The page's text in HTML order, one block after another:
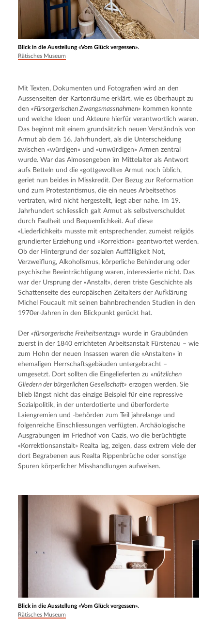
Blick in die Ausstellung «Vom Glück vergessen».
Rätisches Museum
Mit Texten, Dokumenten und Fotografien wird an den
Aussenseiten der Kartonräume erklärt, wie es überhaupt zu
den «Fürsorgerischen Zwangsmassnahmen» kommen konnte
und welche Ideen und Akteure hierfür verantwortlich waren.
Das beginnt mit einem grundsätzlich neuen Verständnis von
Armut ab dem 16. Jahrhundert, als die Unterscheidung
zwischen «würdigen» und «unwürdigen» Armen zentral
wurde. War das Almosengeben im Mittelalter als Antwort
aufs Betteln und die «gottgewollte» Armut noch üblich,
geriet nun beides in Misskredit. Der Bezug zur Reformation
und zum Protestantismus, die ein neues Arbeitsethos
vertraten, wird nicht hergestellt, liegt aber nahe. Im 19.
Jahrhundert schliesslich galt Armut als selbstverschuldet
durch Faulheit und Bequemlichkeit. Auf diese
«Liederlichkeit» musste mit entsprechender, zumeist religiös
grundierter Erziehung und «Korrektion» geantwortet werden.
Ob der Hintergrund der sozialen Auffälligkeit Not,
Verzweiflung, Alkoholismus, körperliche Behinderung oder
psychische Beeinträchtigung waren, interessierte nicht. Das
war der Ursprung der «Anstalt», deren triste Geschichte als
Schattenseite des europäischen Zeitalters der Aufklärung
Michel Foucault mit seinen bahnbrechenden Studien in den
1970er-Jahren in den Blickpunkt gerückt hat.
Der «fürsorgerische Freiheitsentzug» wurde in Graubünden
zuerst in der 1840 errichteten Arbeitsanstalt Fürstenau – wie
zum Hohn der neuen Insassen waren die «Anstalten» in
ehemaligen Herrschaftsgebäuden untergebracht –
umgesetzt. Dort sollten die Eingelieferten zu «nützlichen
Gliedern der bürgerlichen Gesellschaft» erzogen werden. Sie
blieb längst nicht das einzige Beispiel für eine repressive
Sozialpolitik, in der unterdotierte und überforderte
Laiengremien und -behörden zum Teil jahrelange und
folgenreiche Einschliessungen verfügten. Archäologische
Ausgrabungen im Friedhof von Cazis, wo die berüchtigte
«Korrektionsanstalt» Realta lag, zeigen, dass extrem viele der
dort Begrabenen aus Realta Rippenbrüche oder sonstige
Spuren körperlicher Misshandlungen aufweisen.
Blick in die Ausstellung «Vom Glück vergessen».
Rätisches Museum